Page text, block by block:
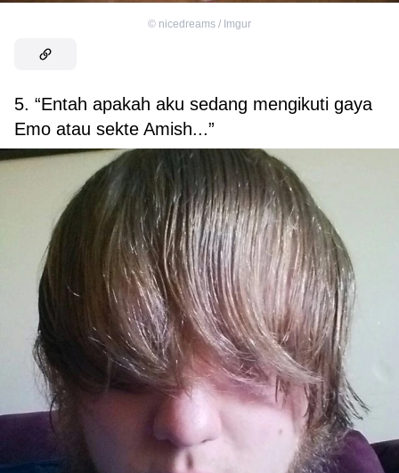
© nicedreams / Imgur
5. “Entah apakah aku sedang mengikuti gaya
Emo atau sekte Amish...”